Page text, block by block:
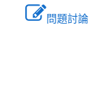
問題討論